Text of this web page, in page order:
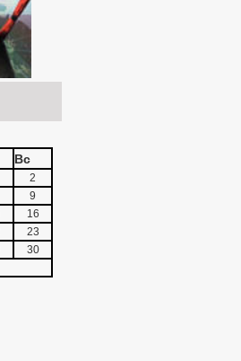
Вс
2
9
16
23
30